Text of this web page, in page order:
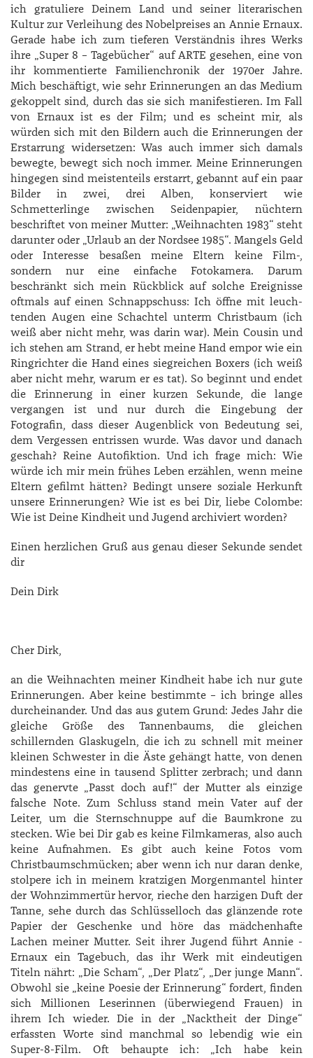
ich gratuliere Deinem Land und seiner literarischen
Kultur zur Verleihung des Nobelpreises an ­Annie ­Ernaux.
Gerade habe ich zum tieferen Verständnis ihres Werks
ihre „­Super 8 – Tage­bücher“ auf ARTE gesehen, eine von
ihr kommentierte Familienchronik der 1970er Jahre.
Mich beschäftigt, wie sehr Erinnerungen an das Medium
gekoppelt sind, durch das sie sich manifestieren. Im Fall
von ­Ernaux ist es der Film; und es scheint mir, als
würden sich mit den Bildern auch die Erinnerungen der
Erstarrung widersetzen: Was auch immer sich damals
bewegte, bewegt sich noch immer. Meine Erinnerungen
hingegen sind meistenteils erstarrt, gebannt auf ein paar
Bilder in zwei, drei Alben, konserviert wie
Schmetterlinge zwischen Seidenpapier, nüchtern
beschriftet von meiner Mutter: „Weihnachten 1983“ steht
darunter oder „Urlaub an der Nordsee 1985“. Mangels Geld
oder Interesse besaßen meine Eltern keine Film-,
sondern nur eine einfache Foto­kamera. Darum
beschränkt sich mein Rückblick auf solche Ereignisse
oftmals auf einen Schnappschuss: Ich öffne mit leuch­
tenden Augen eine Schachtel unterm Christbaum (ich
weiß aber nicht mehr, was darin war). Mein Cousin und
ich stehen am Strand, er hebt meine Hand empor wie ein
Ringrichter die Hand eines siegreichen Boxers (ich weiß
aber nicht mehr, warum er es tat). So beginnt und endet
die Erinnerung in einer kurzen Sekunde, die lange
vergangen ist und nur durch die Eingebung der
Fotografin, dass dieser Augenblick von Bedeutung sei,
dem Vergessen entrissen wurde. Was davor und danach
geschah? Reine Autofiktion. Und ich frage mich: Wie
würde ich mir mein frühes Leben erzählen, wenn meine
Eltern gefilmt hätten? Bedingt unsere soziale Herkunft
unsere Erinnerungen? Wie ist es bei Dir, liebe ­Colombe:
Wie ist Deine Kindheit und Jugend archiviert worden?
Einen herzlichen Gruß aus genau dieser Sekunde sendet
dir
Dein Dirk
Cher Dirk,
an die Weihnachten meiner Kindheit habe ich nur gute
Erinnerungen. Aber keine bestimmte – ich bringe alles
durcheinander. Und das aus gutem Grund: Jedes Jahr die
gleiche Größe des Tannenbaums, die gleichen
schillernden Glaskugeln, die ich zu schnell mit meiner
kleinen Schwester in die Äste gehängt hatte, von denen
mindestens eine in tausend Splitter zerbrach; und dann
das genervte „Passt doch auf!“ der Mutter als einzige
falsche Note. Zum Schluss stand mein Vater auf der
Leiter, um die Sternschnuppe auf die Baumkrone zu
stecken. Wie bei Dir gab es keine Filmkameras, also auch
keine Aufnahmen. Es gibt auch keine Fotos vom
Christbaumschmücken; aber wenn ich nur daran denke,
stolpere ich in meinem kratzigen Morgenmantel hinter
der Wohnzimmertür hervor, rieche den harzigen Duft der
Tanne, sehe durch das Schlüsselloch das glänzende rote
Papier der Geschenke und höre das mädchenhafte
Lachen meiner Mutter. Seit ihrer Jugend führt ­Annie ­
Ernaux ein Tagebuch, das ihr Werk mit eindeutigen
Titeln nährt: „Die Scham“, „Der Platz“, „Der junge Mann“.
Obwohl sie „keine Poesie der Erinnerung“ fordert, finden
sich Millionen Leserinnen (überwiegend Frauen) in
ihrem Ich wieder. Die in der „Nacktheit der Dinge“
erfassten Worte sind manchmal so lebendig wie ein
Super-8-Film. Oft behaupte ich: „Ich habe kein